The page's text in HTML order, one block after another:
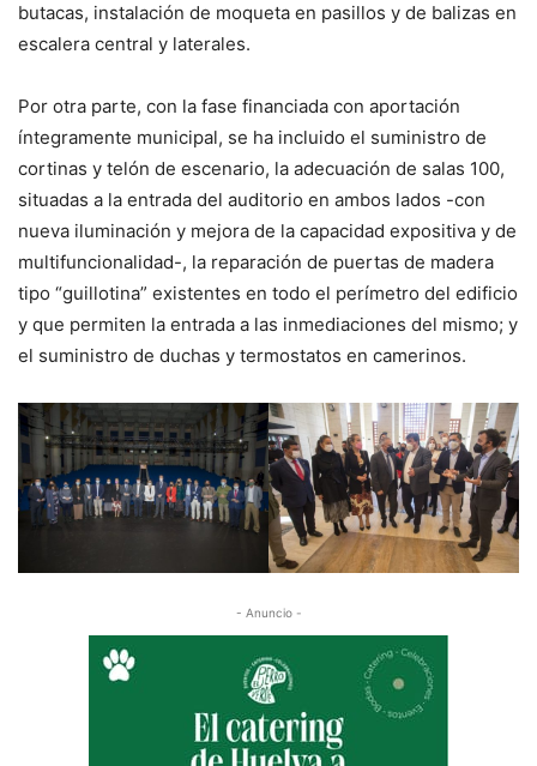
butacas, instalación de moqueta en pasillos y de balizas en
escalera central y laterales.
Por otra parte, con la fase financiada con aportación
íntegramente municipal, se ha incluido el suministro de
cortinas y telón de escenario, la adecuación de salas 100,
situadas a la entrada del auditorio en ambos lados -con
nueva iluminación y mejora de la capacidad expositiva y de
multifuncionalidad-, la reparación de puertas de madera
tipo “guillotina” existentes en todo el perímetro del edificio
y que permiten la entrada a las inmediaciones del mismo; y
el suministro de duchas y termostatos en camerinos.
- Anuncio -